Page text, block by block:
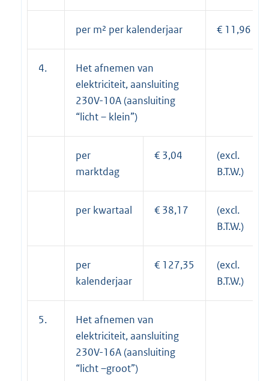
per m² per kalenderjaar € 11,96
4.
Het afnemen van
elektriciteit, aansluiting
230V-10A (aansluiting
“licht – klein”)
per
marktdag
€ 3,04
(excl.
B.T.W.)
per kwartaal € 38,17
(excl.
B.T.W.)
per
kalenderjaar
€ 127,35
(excl.
B.T.W.)
5.
Het afnemen van
elektriciteit, aansluiting
230V-16A (aansluiting
“licht –groot”)